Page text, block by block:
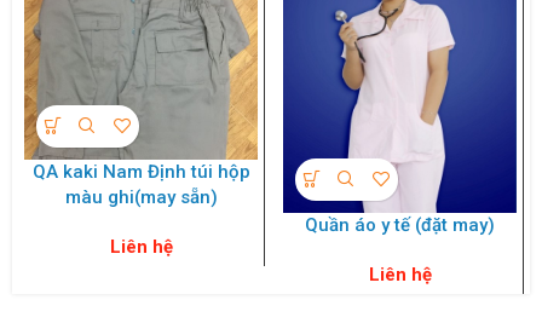
QA kaki Nam Định túi hộp
màu ghi(may sẵn)
Liên hệ
Quần áo y tế (đặt may)
Liên hệ